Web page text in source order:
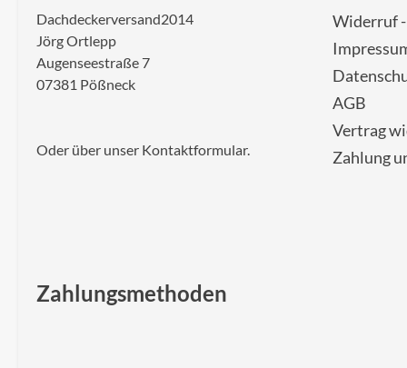
Dachdeckerversand2014
Jörg Ortlepp
Augenseestraße 7
07381 Pößneck
Oder über unser Kontaktformular.
Widerruf
AGB
Vertrag
Zahlung
Zahlungsmethoden